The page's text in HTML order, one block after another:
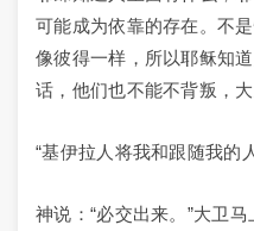
可能成为依靠的存在。不
像彼得一样，所以耶稣知
话，他们也不能不背叛，
“基伊拉人将我和跟随我的
神说：“必交出来。”大卫马